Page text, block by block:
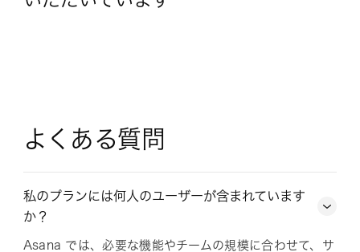
よくある質問
私のプランには何人のユーザーが含まれています
か？
Asana では、必要な機能やチームの規模に合わせて、サ